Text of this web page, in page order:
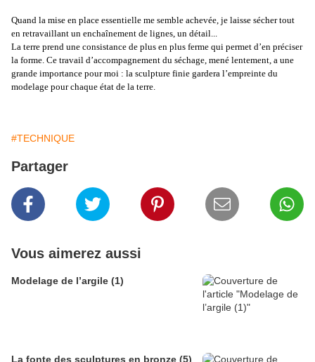
Quand la mise en place essentielle me semble achevée, je laisse sécher tout
en retravaillant un enchaînement de lignes, un détail...
La terre prend une consistance de plus en plus ferme qui permet d’en préciser
la forme. Ce travail d’accompagnement du séchage, mené lentement, a une
grande importance pour moi : la sculpture finie gardera l’empreinte du
modelage pour chaque état de la terre.
#TECHNIQUE
Partager
Vous aimerez aussi
Modelage de l’argile (1)
La fonte des sculptures en bronze (5)